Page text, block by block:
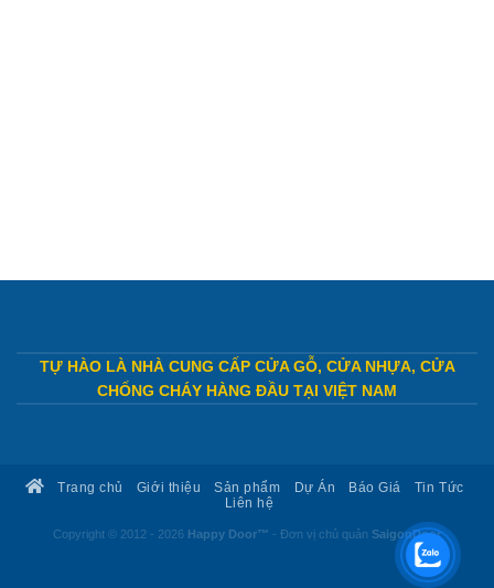
TỰ HÀO LÀ NHÀ CUNG CẤP CỬA GỖ, CỬA NHỰA, CỬA
CHỐNG CHÁY HÀNG ĐẦU TẠI VIỆT NAM
Trang chủ Giới thiệu Sản phẩm Dự Án Báo Giá
Tin Tức
Liên hệ
Copyright © 2012 - 2026 Happy Door™ - Đơn vị chủ quản SaigonDoor